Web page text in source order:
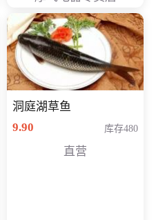
洞庭湖草鱼
9.90
库存480
直营